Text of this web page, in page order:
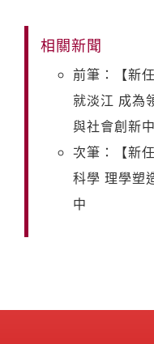
相關新聞
前筆：【新
就淡江 成為
與社會創新
次筆：【新
科學 理學塑
中